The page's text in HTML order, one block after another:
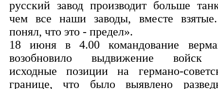
русский завод производит больше
чем все наши заводы, вместе
понял, что это - предел».
18 июня в 4.00 командование
возобновило выдвижение войск
исходные позиции на германо-
границе, что было выявлено